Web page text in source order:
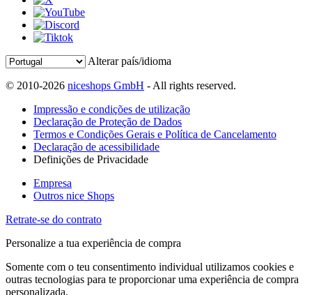
Alterar país/idioma
© 2010-2026 niceshops GmbH - All rights reserved.
Impressão e condições de utilização
Declaração de Proteção de Dados
Termos e Condições Gerais e Política de Cancelamento
Declaração de acessibilidade
Definições de Privacidade
Empresa
Outros nice Shops
Retrate-se do contrato
Personalize a tua experiência de compra
Somente com o teu consentimento individual utilizamos cookies e
outras tecnologias para te proporcionar uma experiência de compra
personalizada.